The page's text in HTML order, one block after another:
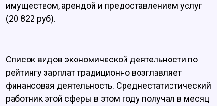
имуществом, арендой и предоставлением услуг
(20 822 руб).
Список видов экономической деятельности по
рейтингу зарплат традиционно возглавляет
финансовая деятельность. Среднестатистический
работник этой сферы в этом году получал в месяц